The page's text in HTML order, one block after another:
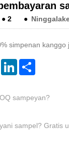
● 2 ●
simpenan kanggo
PinterestLinkedIn
sampeyan?
sampel? Gratis